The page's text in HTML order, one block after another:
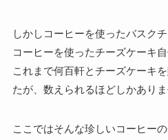
しかしコーヒーを使ったバスク
コーヒーを使ったチーズケーキ
これまで何百軒とチーズケーキ
たが、数えられるほどしかありま
ここではそんな珍しいコーヒー